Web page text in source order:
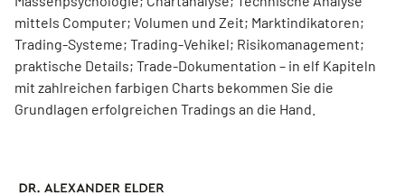
mittels Computer; Volumen und Zeit; Marktindikatoren;
Trading-Systeme; Trading-Vehikel; Risikomanagement;
praktische Details; Trade-Dokumentation – in elf Kapiteln
mit zahlreichen farbigen Charts bekommen Sie die
Grundlagen erfolgreichen Tradings an die Hand.